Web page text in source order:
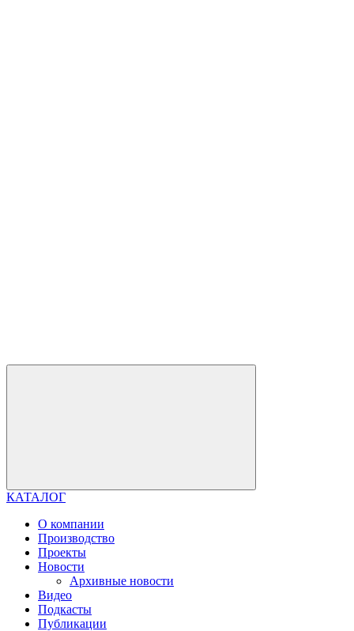
КАТАЛОГ
О компании
Производство
Проекты
Новости
Архивные новости
Видео
Подкасты
Публикации